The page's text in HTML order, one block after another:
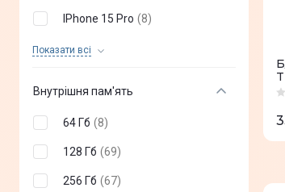
IPhone 15 Pro (8)
Показати всiIPhone 15 Pro Max
Внутрішня пам'ять
64 Гб (8)
128 Гб (69)
256 Гб (67)